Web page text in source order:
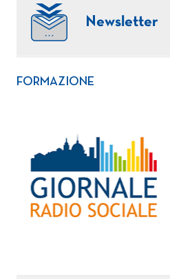
Newsletter
FORMAZIONE